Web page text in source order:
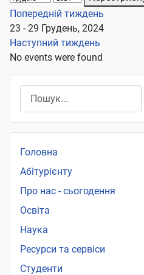
Попередній тиждень
23 - 29 Грудень, 2024
Наступний тиждень
No events were found
Головна
Абітурієнту
Про нас - сьогодення
Освіта
Наука
Ресурси та сервіси
Студенти